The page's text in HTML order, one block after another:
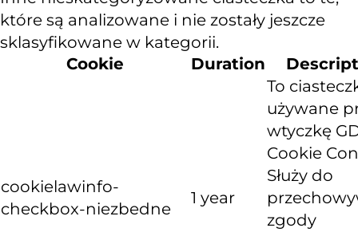
które są analizowane i nie zostały jeszcze
sklasyfikowane w kategorii.
Cookie
Duration
cookielawinfo-
checkbox-niezbedne
1 year
To
używane
wtyczkę
Cookie
Służy do
zgody